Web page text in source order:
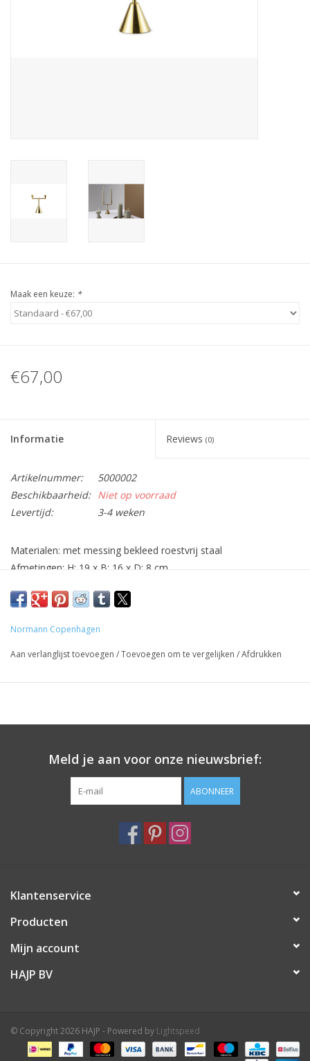
Maak een keuze: *
€67,00
Informatie Reviews (0)
Artikelnummer:
5000002
Beschikbaarheid: Niet op voorraad
Levertijd:
3-4 weken
Materialen: met messing bekleed roestvrij staal
Afmetingen: H: 19 x B: 16 x D: 8 cm
Productinformatie:
ballen die aan elkaar zijn gelast.
Normann Copenhagen
Aan verlanglijst toevoegen /Toevoegen om te vergelijken /Afdrukken
Meld je aan voor onze nieuwsbrief:
ABONNEER
Klantenservice
Producten
Mijn account
HAJP BV
© Copyright 2026 HAJP - Powered by Lightspeed